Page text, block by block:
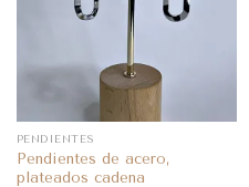
PENDIENTES
Pendientes de acero,
plateados cadena